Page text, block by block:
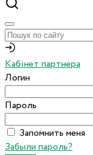
Кабінет партнера
Логин
Пароль
Запомнить меня
Забыли пароль?